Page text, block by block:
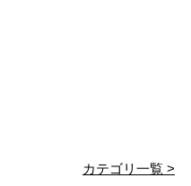
カテゴリ一覧 >